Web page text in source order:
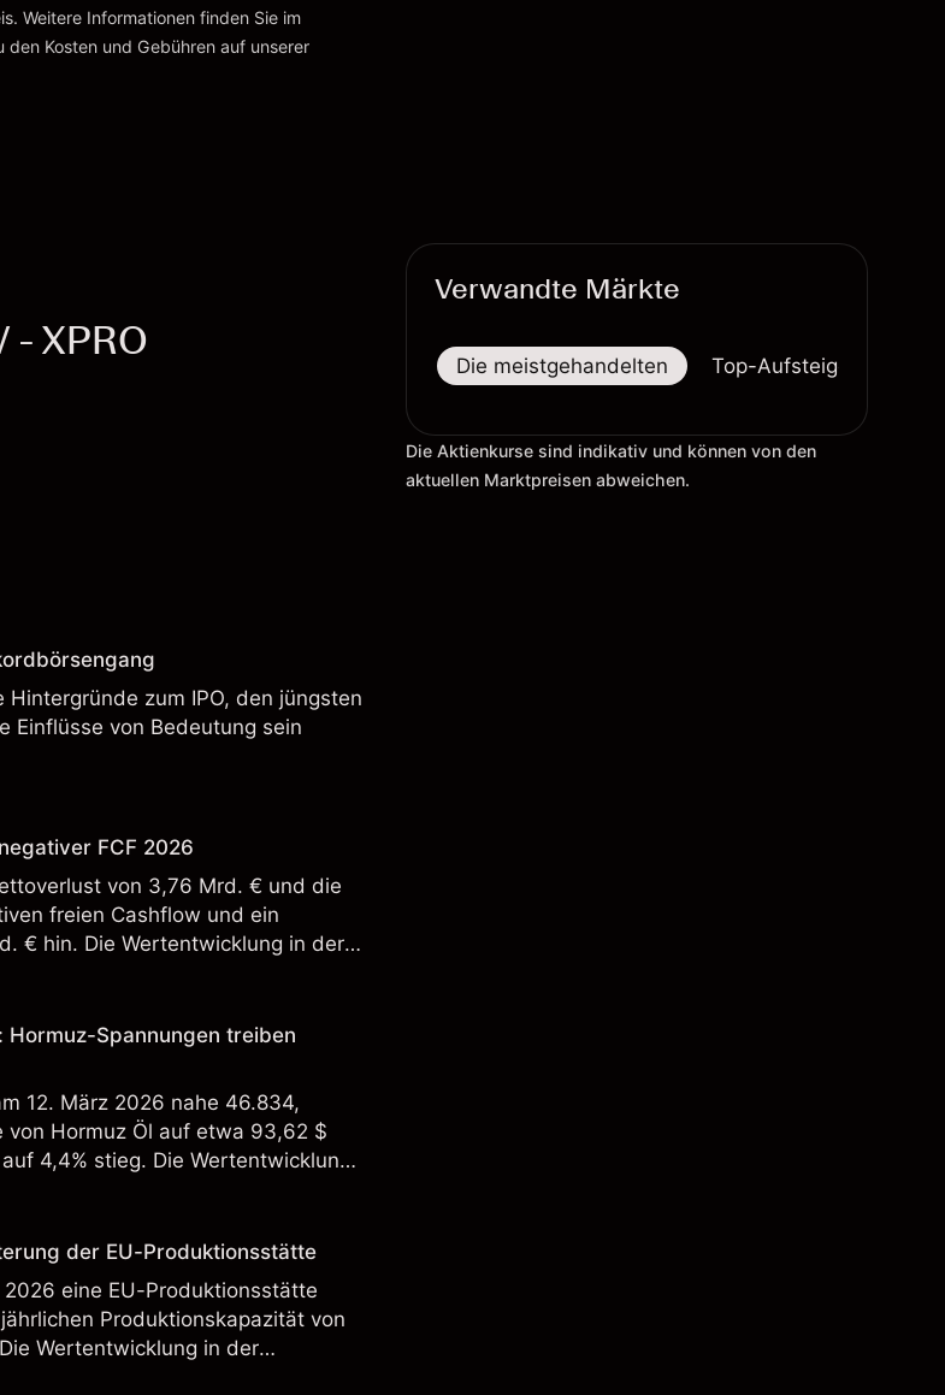
und Gebühren
Weitere Informationen finden Sie im
den Kosten und Gebühren auf unserer
- XPRO
zum IPO, den jüngsten
Einflüsse von Bedeutung sein
FCF 2026
von 3,76 Mrd. € und die
freien Cashflow und ein
€ hin. Die Wertentwicklung in der
für zukünftige Ergebnisse.
Hormuz-Spannungen treiben
12. März 2026 nahe 46.834,
von Hormuz Öl auf etwa 93,62 $
4,4% stieg. Die Wertentwicklung
Indikator für zukünftige
der EU-Produktionsstätte
2026 eine EU-Produktionsstätte
Produktionskapazität von
Wertentwicklung in der
für zukünftige Ergebnisse.
Verwandte Märkte
Die meistgehandelten Top-Aufsteiger
Die Aktienkurse sind indikativ und können von den
aktuellen Marktpreisen abweichen.